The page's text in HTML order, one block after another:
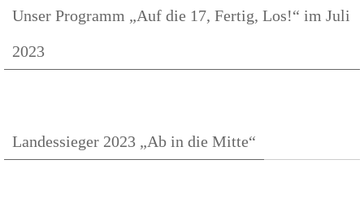
Unser Programm „Auf die 17, Fertig, Los!“ im Juli
2023
Landessieger 2023 „Ab in die Mitte“